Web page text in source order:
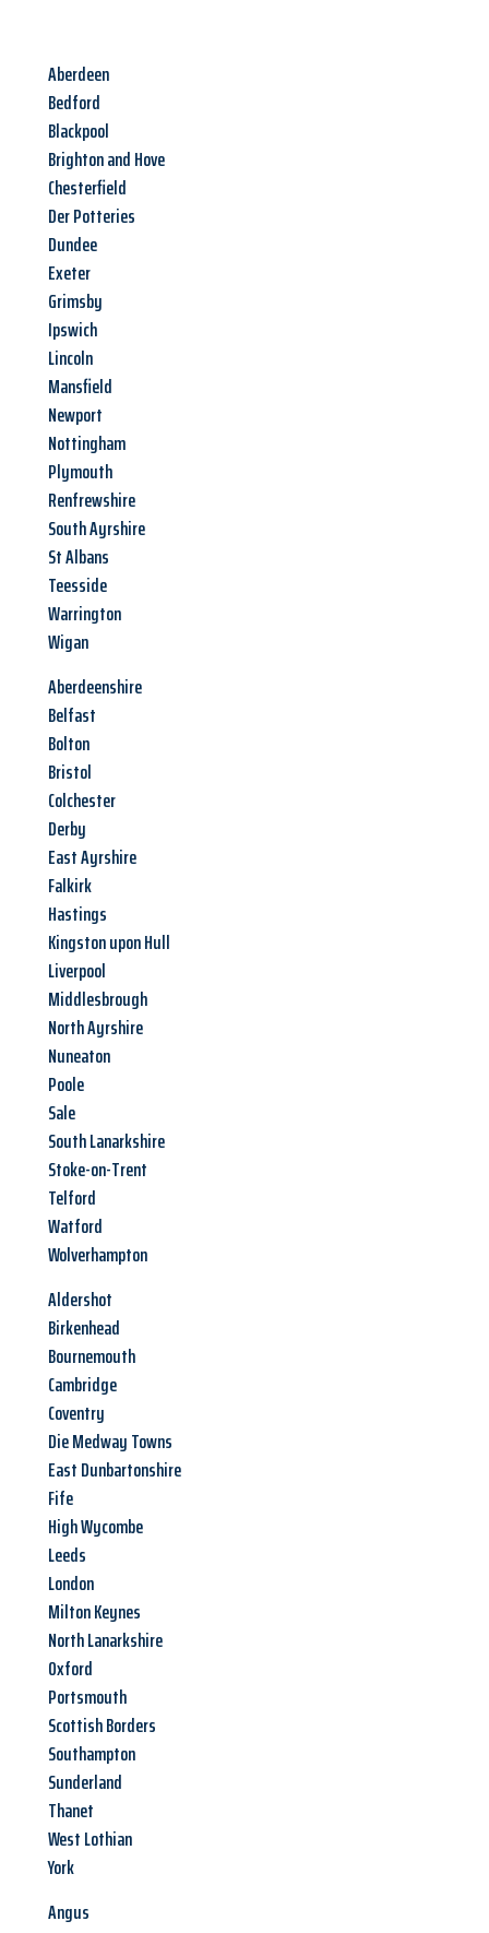
Aberdeen
Bedford
Blackpool
Brighton and Hove
Chesterfield
Der Potteries
Dundee
Exeter
Grimsby
Ipswich
Lincoln
Mansfield
Newport
Nottingham
Plymouth
Renfrewshire
South Ayrshire
St Albans
Teesside
Warrington
Wigan
Aberdeenshire
Belfast
Bolton
Bristol
Colchester
Derby
East Ayrshire
Falkirk
Hastings
Kingston upon Hull
Liverpool
Middlesbrough
North Ayrshire
Nuneaton
Poole
Sale
South Lanarkshire
Stoke-on-Trent
Telford
Watford
Wolverhampton
Aldershot
Birkenhead
Bournemouth
Cambridge
Coventry
Die Medway Towns
East Dunbartonshire
Fife
High Wycombe
Leeds
London
Milton Keynes
North Lanarkshire
Oxford
Portsmouth
Scottish Borders
Southampton
Sunderland
Thanet
West Lothian
York
Angus